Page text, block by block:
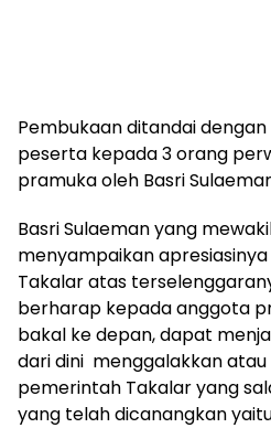
Pembukaan ditandai
peserta kepada 3 orang
pramuka oleh Basri
Basri Sulaeman yang
menyampaikan
Takalar atas
berharap kepada anggota
bakal ke depan, dapat
dari dini menggalakkan
pemerintah Takalar yang
yang telah dicanangkan